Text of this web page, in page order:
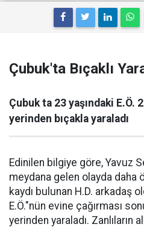
Çubuk'ta Bıçaklı
Çubuk ta 23 yaşındaki E.Ö.
yerinden bıçakla yaraladı
Edinilen bilgiye göre, Yavuz
meydana gelen olayda daha
kaydı bulunan H.D. arkadaş
E.Ö."nün evine çağırması
yerinden yaraladı. Zanlıların